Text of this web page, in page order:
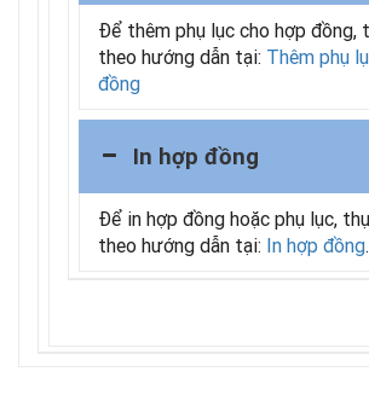
Để thêm phụ lục cho hợp đồng,
theo hướng dẫn tại: Thêm phụ
đồng
In hợp đồng
Để in hợp đồng hoặc phụ lục,
theo hướng dẫn tại: In hợp đồng.